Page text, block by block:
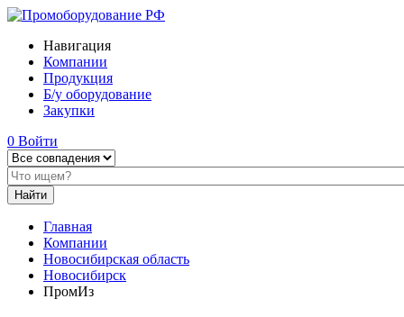
Навигация
Компании
Продукция
Б/у оборудование
Закупки
0 Войти
Главная
Компании
Новосибирская область
Новосибирск
ПромИз